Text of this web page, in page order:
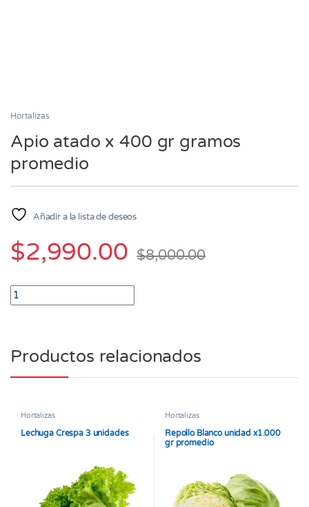
Hortalizas
Apio atado x 400 gr gramos
promedio
Añadir a la lista de deseos
$2,990.00 $8,000.00
Apio atado x 400 gr gramos promedio quantity
Productos relacionados
Hortalizas
Lechuga Crespa 3 unidades
Hortalizas
Repollo Blanco unidad x1.000
gr promedio